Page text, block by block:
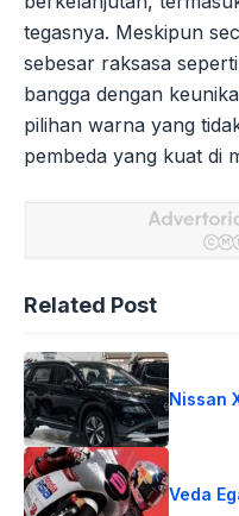
tegasnya. Meskipun
sebesar raksasa
bangga dengan
pilihan warna yang
pembeda yang kuat di
Related Post
Nissan
Veda